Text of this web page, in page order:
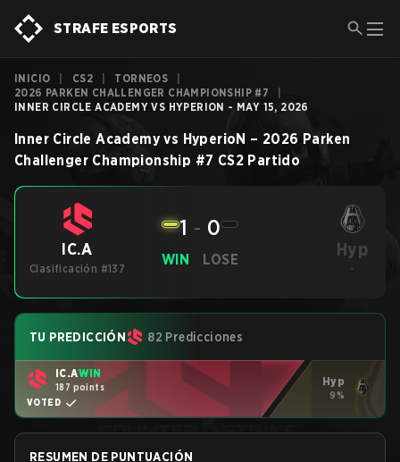
STRAFE ESPORTS
INICIO CS2 TORNEOS
2026 PARKEN CHALLENGER CHAMPIONSHIP #7
INNER CIRCLE ACADEMY VS HYPERION - MAY 15, 2026
Inner Circle Academy vs HyperioN – 2026 Parken
Challenger Championship #7 CS2 Partido
IC.A
Clasificación #137
WIN
1 - 0
LOSE Hyp
-
TU PREDICCIÓN 82 Predicciones
IC.AWIN
187 points
VOTED
Hyp
9%
RESUMEN DE PUNTUACIÓN